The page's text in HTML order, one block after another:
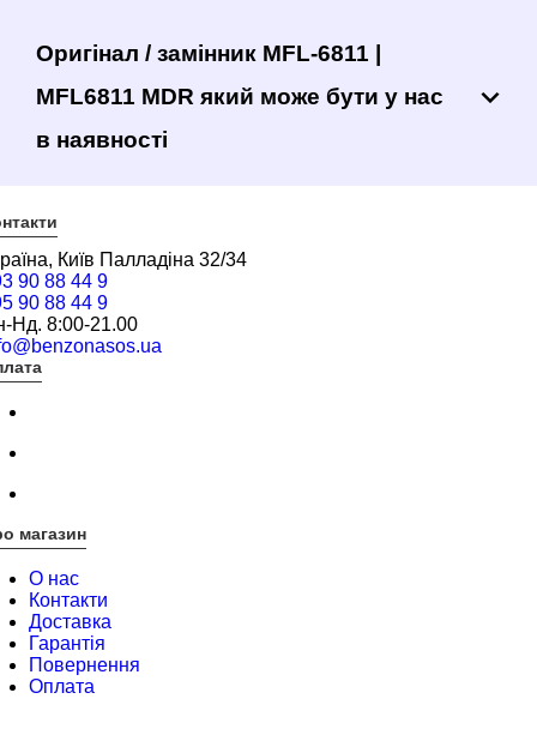
Оригінал / замінник MFL-6811 |
MFL6811 MDR який може бути у нас
в наявності
Київ Палладіна 32/34
90 88 44 9
90 88 44 9
Нд. 8:00-21.00
магазин
О нас
Контакти
Доставка
Гарантія
Повернення
Оплата